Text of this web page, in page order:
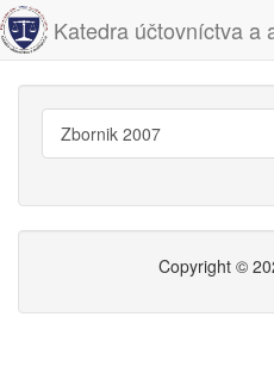
Katedra účtovníctva a
Zbornik 2007
Copyright ©